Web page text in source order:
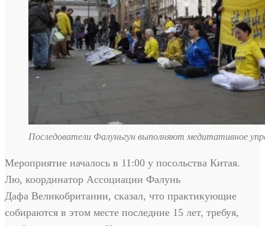
Последователи Фалуньгун выполняют медитативное
Мероприятие началось в 11:00 у посольства Китая.
Лю, координатор Ассоциации Фалунь
Дафа Великобритании, сказал, что практикующие
собираются в этом месте последние 15 лет, требуя,